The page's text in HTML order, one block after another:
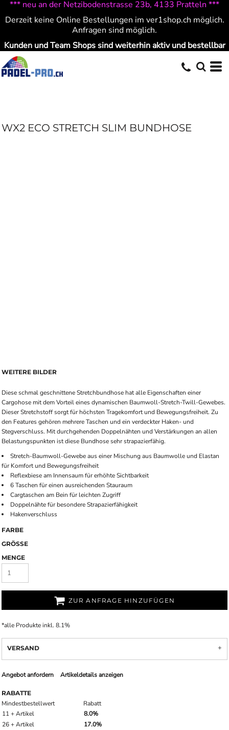
*** neu an der Netzibodenstrasse 23b, 4133 Pratteln ***
Derzeit keine Online Bestellungen im ver1shop.ch möglich.
Anfragen sind möglich.
Kunden und Team Shops sind weiterhin aktiv und bestellbar
WX2 ECO STRETCH SLIM BUNDHOSE
WEITERE BILDER
Diese schmal geschnittene Stretchbundhose hat alle Eigenschaften einer
Cargohose mit dem Vorteil eines dynamischen Baumwoll-Stretch-Twill-Gewebes.
Dieser Stretchstoff sorgt für höchsten Tragekomfort und Bewegungsfreiheit. Zu
den Features gehören mehrere Taschen und ein verdeckter Haken- und
Stegverschluss. Mit durchgehenden Doppelnähten und Verstärkungen an allen
Belastungspunkten ist diese Bundhose sehr strapazierfähig.
Stretch-Baumwoll-Gewebe aus einer Mischung aus Baumwolle und Elastan
für Komfort und Bewegungsfreiheit
Reflexbiese am Innensaum für erhöhte Sichtbarkeit
6 Taschen für einen ausreichenden Stauraum
Cargtaschen am Bein für leichten Zugriff
Doppelnähte für besondere Strapazierfähigkeit
Hakenverschluss
FARBE
GRÖSSE
MENGE
ZUR ANFRAGE HINZUFÜGEN
*alle Produkte inkl. 8.1%
VERSAND
Angebot anfordern Artikeldetails anzeigen
RABATTE
Mindestbestellwert
Rabatt
11 + Artikel
8.0%
26 + Artikel
17.0%